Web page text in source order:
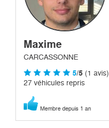
Maxime
CARCASSONNE
5/5 (1 avis)
27 véhicules repris
Membre depuis 1 an